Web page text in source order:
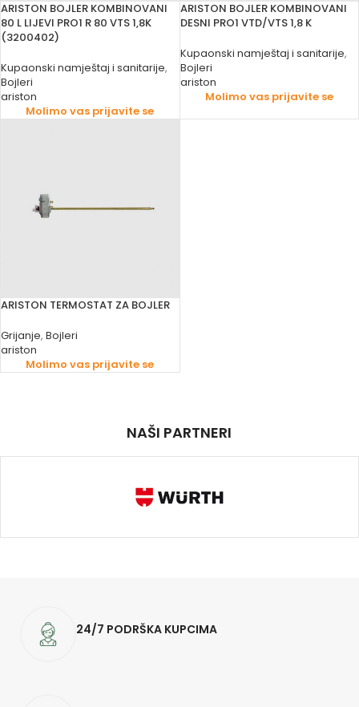
ARISTON BOJLER KOMBINOVANI
80 L LIJEVI PRO1 R 80 VTS 1,8K
(3200402)
Kupaonski namještaj i sanitarije,
Bojleri
ariston
Molimo vas prijavite se
ARISTON BOJLER KOMBINOVANI
DESNI PRO1 VTD/VTS 1,8 K
Kupaonski namještaj i sanitarije,
Bojleri
ariston
Molimo vas prijavite se
ARISTON TERMOSTAT ZA BOJLER
Grijanje, Bojleri
ariston
Molimo vas prijavite se
NAŠI PARTNERI
24/7 PODRŠKA KUPCIMA